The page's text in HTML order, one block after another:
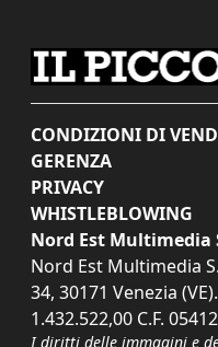
CONDIZIONI DI
GERENZA
PRIVACY
WHISTLEBLOWING
Nord Est Multimedia
Nord Est Multimedia
34, 30171 Venezia
1.432.522,00 C.F.
I diritti delle immagini e